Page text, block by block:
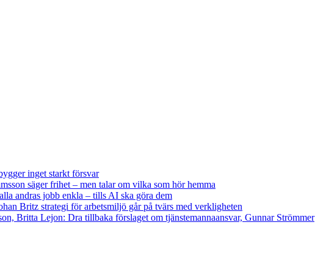
inget starkt försvar
säger frihet – men talar om vilka som hör hemma
andras jobb enkla – tills AI ska göra dem
Britz strategi för arbetsmiljö går på tvärs med verkligheten
Britta Lejon: Dra tillbaka förslaget om tjänstemannaansvar, Gunnar Strömmer